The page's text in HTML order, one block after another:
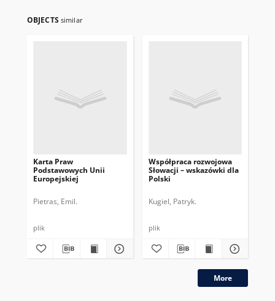
OBJECTS similar
Karta Praw
Podstawowych Unii
Europejskiej
Pietras, Emil.
plik
Współpraca rozwojowa
Słowacji – wskazówki dla
Polski
Kugiel, Patryk.
plik
More